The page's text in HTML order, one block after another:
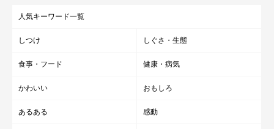
子犬の頃によくやっていた「水入れに前足を入れる行動」は、1
なったのだとか。その代わりに、
「おもちゃを水入れに浸す」
いう、新たにフシギな行動を見せているようです（笑）
人気キーワード一覧
しつけ しぐさ・生態
食事・フード 健康・病気
かわいい おもしろ
あるある 感動